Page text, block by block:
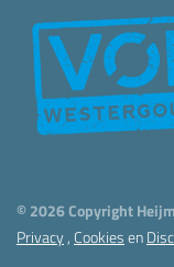
© 2026 Copyright
Privacy, Cookiesen